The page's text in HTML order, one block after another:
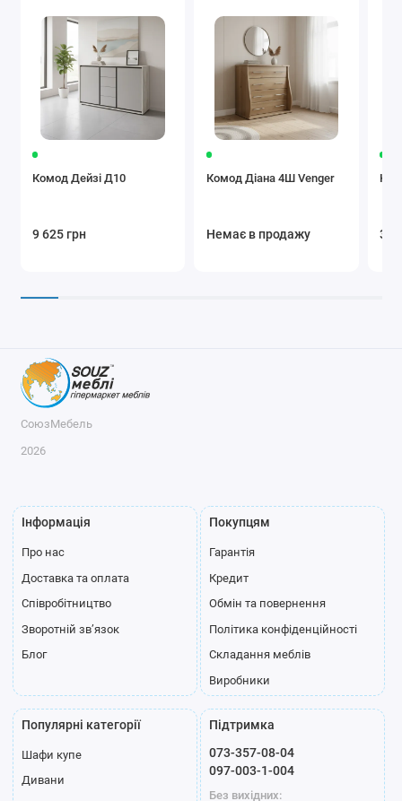
Комод Дейзі Д10
9 625 грн
Комод Діана 4Ш Venger
Немає в продажу 30
СоюзМебель
2026
Інформація
Про нас
Доставка та оплата
Співробітництво
Зворотній зв’язок
Блог
Покупцям
Гарантія
Кредит
Обмін та повернення
Політика конфіденційності
Складання меблів
Виробники
Популярні категорії
Шафи купе
Дивани
Підтримка
073-357-08-04
097-003-1-004
Без вихідних: